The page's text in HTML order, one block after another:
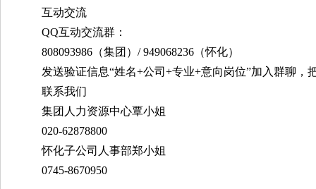
互动交流
QQ互动交流群：
808093986（集团）/ 949068236（怀化）
发送验证信息“姓名+公司+专业+意向岗位”加入群聊，
联系我们
集团人力资源中心覃小姐
020-62878800
怀化子公司人事部郑小姐
0745-8670950